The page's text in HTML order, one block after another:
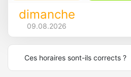
dimanche
09.08.2026
Ces horaires sont-ils corrects ?